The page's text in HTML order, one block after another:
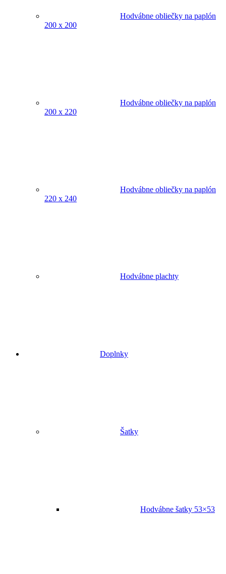
Hodvábne obliečky na paplón
200 x 200
Hodvábne obliečky na paplón
200 x 220
Hodvábne obliečky na paplón
220 x 240
Hodvábne plachty
Doplnky
Šatky
Hodvábne šatky 53×53